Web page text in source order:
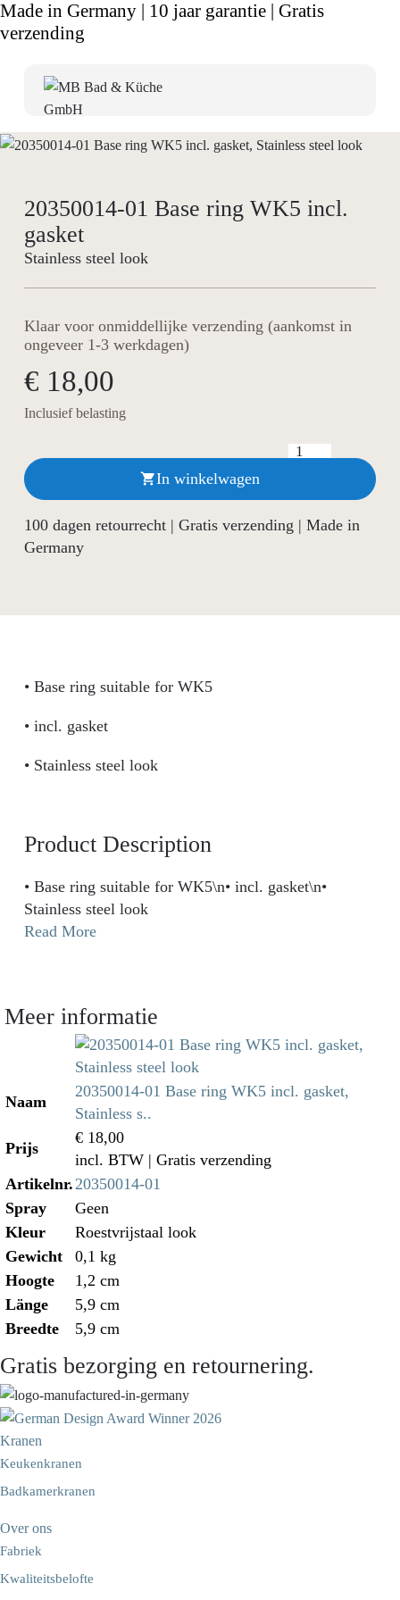
Made in Germany | 10 jaar garantie | Gratis
verzending
20350014-01 Base ring WK5 incl.
gasket
Stainless steel look
Klaar voor onmiddellijke verzending (aankomst in
ongeveer 1-3 werkdagen)
€ 18,00
Inclusief belasting
In winkelwagen
100 dagen retourrecht | Gratis verzending | Made in
Germany
Product Description
• Base ring suitable for WK5\n• incl. gasket\n•
Stainless steel look
Read More
• Base ring suitable for WK5
• incl. gasket
• Stainless steel look
Meer informatie
Naam
20350014-01 Base ring WK5 incl. gasket,
Stainless s..
Prijs
€ 18,00
incl. BTW | Gratis verzending
Artikelnr. 20350014-01
Spray
Geen
Kleur
Roestvrijstaal look
Gewicht
0,1 kg
Hoogte
1,2 cm
Länge
5,9 cm
Breedte
5,9 cm
Gratis bezorging en retournering.
Kranen
Keukenkranen
Badkamerkranen
Over ons
Fabriek
Kwaliteitsbelofte